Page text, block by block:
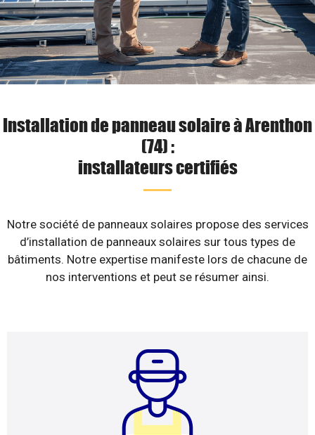
Installation de panneau solaire à Arenthon
(74) :
installateurs certifiés
Notre société de panneaux solaires propose des services
d’installation de panneaux solaires sur tous types de
bâtiments. Notre expertise manifeste lors de chacune de
nos interventions et peut se résumer ainsi.